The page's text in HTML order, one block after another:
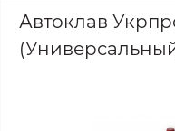
Автоклав